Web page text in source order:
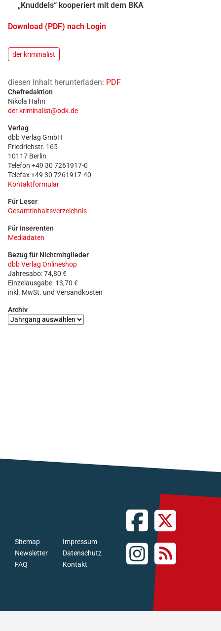
„Knuddels“ kooperiert mit dem BKA
Download (PDF) nach Login
der kriminalist
diesen Inhalt herunterladen: PDF
Chefredaktion
Nikola Hahn
der.kriminalist@bdk.de
Verlag
dbb Verlag GmbH
Friedrichstr. 165
10117 Berlin
Telefon +49 30 7261917-0
Telefax +49 30 7261917-40
Kontaktformular
Für Leser
Gesamtinhaltsverzeichnis
Für Inserenten
Mediadaten
Bezug für Nichtmitglieder
dbb Verlag Onlineshop
Jahresabo: 74,80 €
Einzelausgabe: 13,70 €
inkl. MwSt. und Versandkosten
Archiv
FAQ
Newsletter
Sitemap
Kontakt
Datenschutz
Impressum